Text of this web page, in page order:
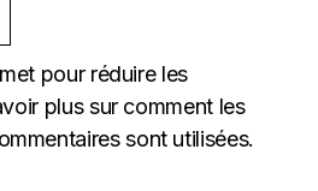
pour réduire les
plus sur comment les
sont utilisées.